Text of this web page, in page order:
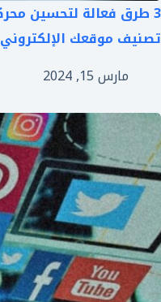
تصنيف موقعك الإلكتروني
مارس 15, 2024